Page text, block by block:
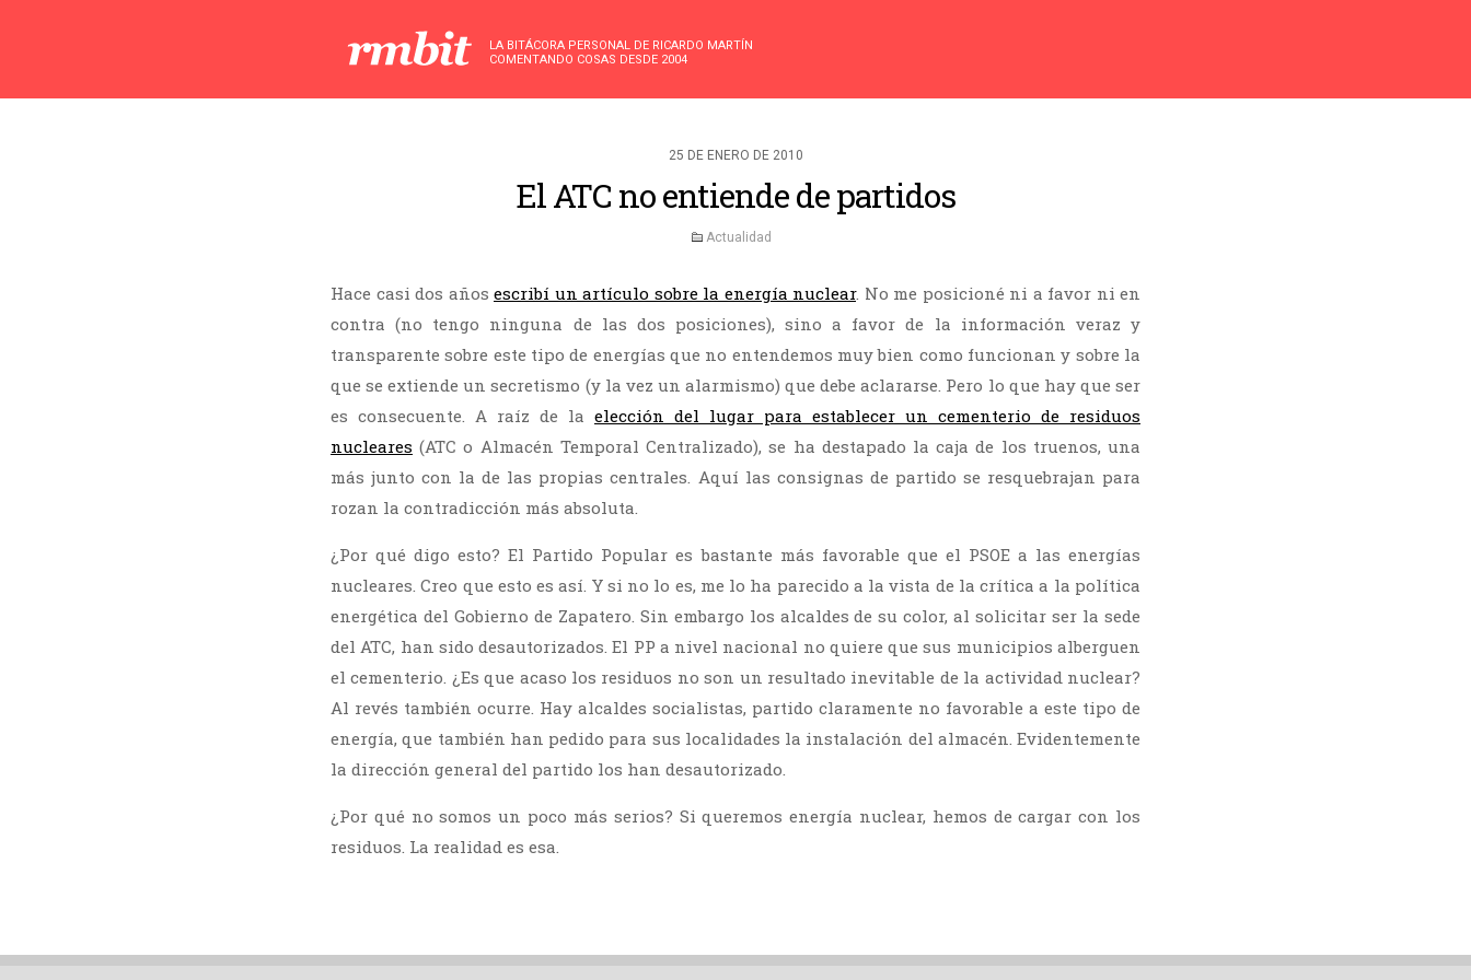
LA BITÁCORA PERSONAL DE RICARDO MARTÍN
COMENTANDO COSAS DESDE 2004
25 DE ENERO DE 2010
El ATC no entiende de partidos
Actualidad
Hace casi dos años escribí un artículo sobre la energía nuclear. No me posicioné ni a favor ni en
contra (no tengo ninguna de las dos posiciones), sino a favor de la información veraz y
transparente sobre este tipo de energías que no entendemos muy bien como funcionan y sobre la
que se extiende un secretismo (y la vez un alarmismo) que debe aclararse. Pero lo que hay que ser
es consecuente. A raíz de la elección del lugar para establecer un cementerio de residuos
nucleares (ATC o Almacén Temporal Centralizado), se ha destapado la caja de los truenos, una
más junto con la de las propias centrales. Aquí las consignas de partido se resquebrajan para
rozan la contradicción más absoluta.
¿Por qué digo esto? El Partido Popular es bastante más favorable que el PSOE a las energías
nucleares. Creo que esto es así. Y si no lo es, me lo ha parecido a la vista de la crítica a la política
energética del Gobierno de Zapatero. Sin embargo los alcaldes de su color, al solicitar ser la sede
del ATC, han sido desautorizados. El PP a nivel nacional no quiere que sus municipios alberguen
el cementerio. ¿Es que acaso los residuos no son un resultado inevitable de la actividad nuclear?
Al revés también ocurre. Hay alcaldes socialistas, partido claramente no favorable a este tipo de
energía, que también han pedido para sus localidades la instalación del almacén. Evidentemente
la dirección general del partido los han desautorizado.
¿Por qué no somos un poco más serios? Si queremos energía nuclear, hemos de cargar con los
residuos. La realidad es esa.